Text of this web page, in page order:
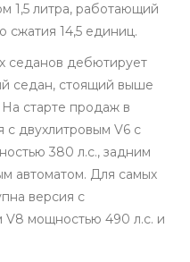
1,5 литра, работающий
сжатия 14,5 единиц.
седанов дебютирует
седан, стоящий выше
старте продаж в
с двухлитровым V6 с
380 л.с., задним
автоматом. Для самых
версия с
V8 мощностью 490 л.с. и